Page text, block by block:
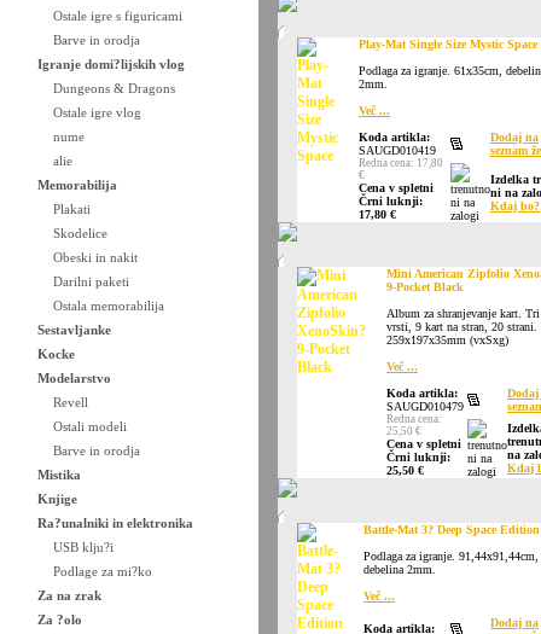
Ostale igre s figuricami
Barve in orodja
Igranje domi?lijskih vlog
Dungeons & Dragons
Ostale igre vlog
nume
alie
Memorabilija
Plakati
Skodelice
Obeski in nakit
Darilni paketi
Ostala memorabilija
Sestavljanke
Kocke
Modelarstvo
Revell
Ostali modeli
Barve in orodja
Mistika
Knjige
Ra?unalniki in elektronika
USB klju?i
Podlage za mi?ko
Za na zrak
Za ?olo
Play-Mat Single Size Mystic Space
Podlaga za igranje. 61x35cm,
2mm.
Več ...
Koda artikla:
SAUGD010419
Redna cena: 17,80
€
Cena v spletni
Črni luknji:
17,80 €
Dodaj na
seznam
Izdelka
ni na
Kdaj bo?
Mini American Zipfolio
9-Pocket Black
Album za shranjevanje kart.
vrsti, 9 kart na stran, 20 strani.
259x197x35mm (vxSxg)
Več ...
Koda artikla:
SAUGD010479
Redna cena:
25,50 €
Cena v spletni
Črni luknji:
25,50 €
Dodaj
na
Kdaj
Battle-Mat 3? Deep Space Edition
Podlaga za igranje. 91,44x91,44cm,
debelina 2mm.
Več ...
Koda artikla:
Dodaj na